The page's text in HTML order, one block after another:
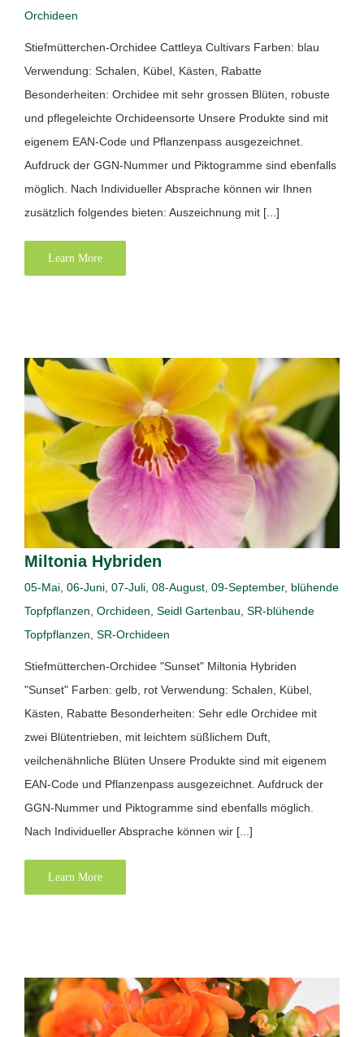
Orchideen
Stiefmütterchen-Orchidee Cattleya Cultivars Farben: blau
Verwendung: Schalen, Kübel, Kästen, Rabatte
Besonderheiten: Orchidee mit sehr grossen Blüten, robuste
und pflegeleichte Orchideensorte Unsere Produkte sind mit
eigenem EAN-Code und Pflanzenpass ausgezeichnet.
Aufdruck der GGN-Nummer und Piktogramme sind ebenfalls
möglich. Nach Individueller Absprache können wir Ihnen
zusätzlich folgendes bieten: Auszeichnung mit [...]
Learn More
Miltonia Hybriden
05-Mai, 06-Juni, 07-Juli, 08-August, 09-September, blühende
Topfpflanzen, Orchideen, Seidl Gartenbau, SR-blühende
Topfpflanzen, SR-Orchideen
Stiefmütterchen-Orchidee "Sunset" Miltonia Hybriden
"Sunset" Farben: gelb, rot Verwendung: Schalen, Kübel,
Kästen, Rabatte Besonderheiten: Sehr edle Orchidee mit
zwei Blütentrieben, mit leichtem süßlichem Duft,
veilchenähnliche Blüten Unsere Produkte sind mit eigenem
EAN-Code und Pflanzenpass ausgezeichnet. Aufdruck der
GGN-Nummer und Piktogramme sind ebenfalls möglich.
Nach Individueller Absprache können wir [...]
Learn More